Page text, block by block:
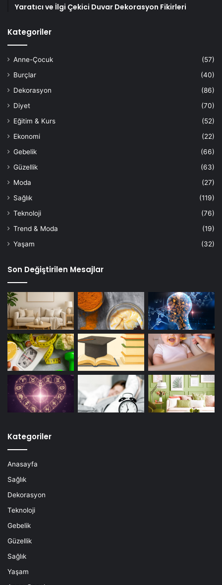
Yaratıcı ve İlgi Çekici Duvar Dekorasyon Fikirleri
Kategoriler
Anne-Çocuk
(57)
Burçlar
(40)
Dekorasyon
(86)
Diyet
(70)
Eğitim & Kurs
(52)
Ekonomi
(22)
Gebelik
(66)
Güzellik
(63)
Moda
(27)
Sağlık
(119)
Teknoloji
(76)
Trend & Moda
(19)
Yaşam
(32)
Son Değiştirilen Mesajlar
Kategoriler
Anasayfa
Sağlık
Dekorasyon
Teknoloji
Gebelik
Güzellik
Sağlık
Yaşam